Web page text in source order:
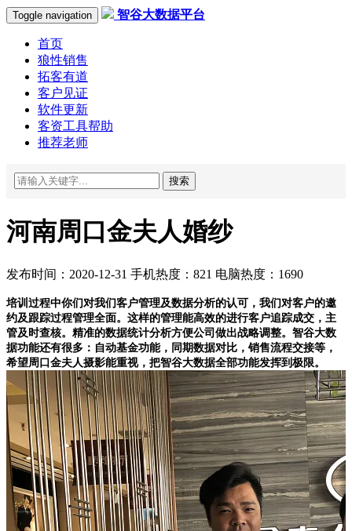
Toggle navigation 智谷大数据平台
首页
狼性销售
拓客有道
客户见证
软件更新
客资工具帮助
推荐老师
搜索
河南周口金夫人婚纱
发布时间：2020-12-31 手机热度：821 电脑热度：1690
培训过程中你们对我们客户管理及数据分析的认可，我们对客户的邀
约及跟踪过程管理全面。这样的管理能高效的进行客户追踪成交，主
管及时查核。精准的数据统计分析方便公司做出战略调整。智谷大数
据功能还有很多：自动基金功能，同期数据对比，销售流程交接等，
希望周口金夫人摄影能重视，把智谷大数据全部功能发挥到极限。